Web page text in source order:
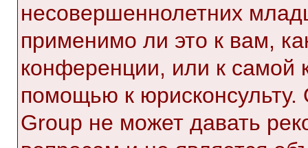
несовершеннолетних
применимо ли это к вам,
конференции, или к самой
помощью к
Group не может давать